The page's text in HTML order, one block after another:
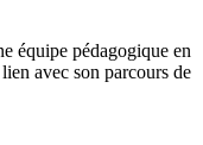
équipe pédagogique en
avec son parcours de